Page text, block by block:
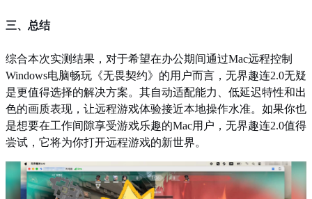
三、总结
综合本次实测结果，对于希望在办公期间通过Mac远程控制
Windows电脑畅玩《无畏契约》的用户而言，无界趣连2.0无疑
是更值得选择的解决方案。其自动适配能力、低延迟特性和出
色的画质表现，让远程游戏体验接近本地操作水准。如果你也
是想要在工作间隙享受游戏乐趣的Mac用户，无界趣连2.0值得
尝试，它将为你打开远程游戏的新世界。